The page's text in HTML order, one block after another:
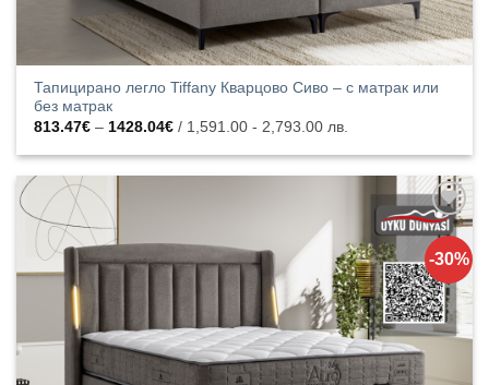
Тапицирано легло Tiffany Кварцово Сиво – с матрак или
без матрак
813.47€ – 1428.04€Price
813.47€
/ 1,591.00 - 2,793.00 лв.
-30%
Добавяне
към
списъка с
харесани
продукти